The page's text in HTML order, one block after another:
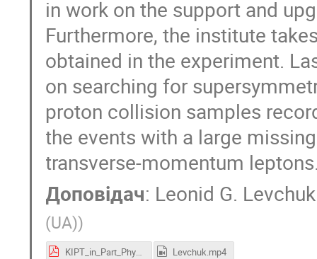
in work on the support and
Furthermore, the institute
obtained in the experiment.
on searching for
proton collision samples
the events with a large
transverse-momentum
Доповідач: Leonid G. Levchuk
(UA))
KIPT_in_Part_Phys_from_2GeVLinac_to_CMS.pdf Levchuk.mp4